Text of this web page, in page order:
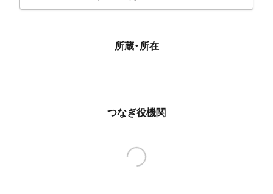
所蔵・所在
つなぎ役機関